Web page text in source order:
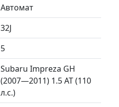
Автомат
32J
5
Subaru Impreza GH
(2007—2011) 1.5 AT (110
л.с.)